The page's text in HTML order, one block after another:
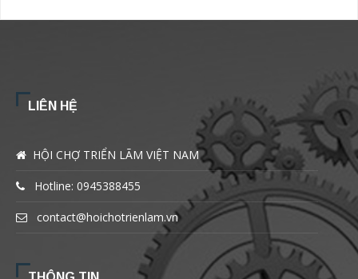
LIÊN HỆ
HỘI CHỢ TRIỂN LÃM VIỆT NAM
Hotline: 0945388455
contact@hoichotrienlam.vn
THÔNG TIN